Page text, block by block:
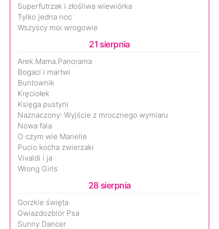
Superfutrzak i złośliwa wiewiórka
Tylko jedna noc
Wszyscy moi wrogowie
21 sierpnia
Arek.Mama.Panorama
Bogaci i martwi
Buntownik
Kręciołek
Księga pustyni
Naznaczony: Wyjście z mrocznego wymiaru
Nowa fala
O czym wie Marielle
Pucio kocha zwierzaki
Vivaldi i ja
Wrong Girls
28 sierpnia
Gorzkie święta
Gwiazdozbiór Psa
Sunny Dancer